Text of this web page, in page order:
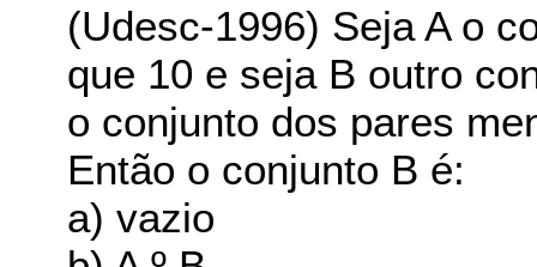
(Udesc-1996) Seja A o
que 10 e seja B outro
o conjunto dos pares
Então o conjunto B é:
a) vazio